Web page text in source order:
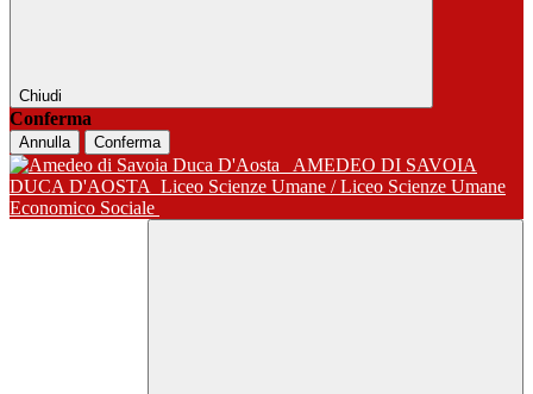
Chiudi
Conferma
Annulla Conferma
AMEDEO DI SAVOIA
DUCA D'AOSTA Liceo Scienze Umane / Liceo Scienze Umane
Economico Sociale